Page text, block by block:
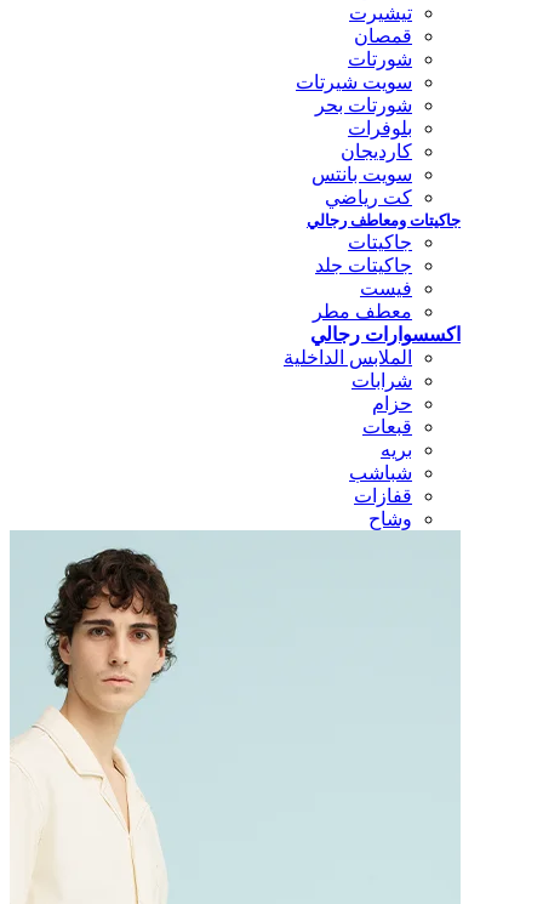
تيشيرت
قمصان
شورتات
سويت شيرتات
شورتات بحر
بلوفرات
كارديجان
سويت بانتس
كت رياضي
جاكيتات ومعاطف رجالي
جاكيتات
جاكيتات جلد
فيست
معطف مطر
اكسسوارات رجالي
الملابس الداخلية
شرابات
حزام
قبعات
بريه
شباشب
قفازات
وشاح